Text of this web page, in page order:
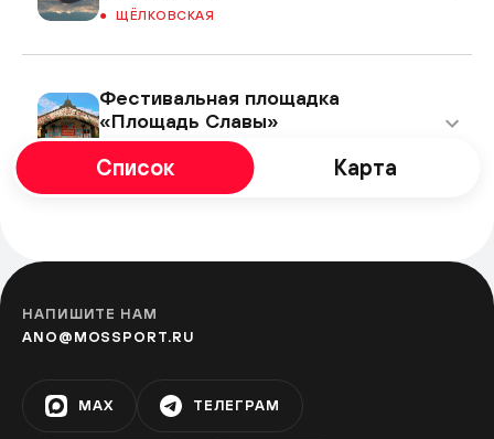
ЩЁЛКОВСКАЯ
Фестивальная площадка
«Площадь Славы»
ЗЯБЛИКОВО
Список Карта
НАПИШИТЕ НАМ
ANO@MOSSPORT.RU
MAX ТЕЛЕГРАМ